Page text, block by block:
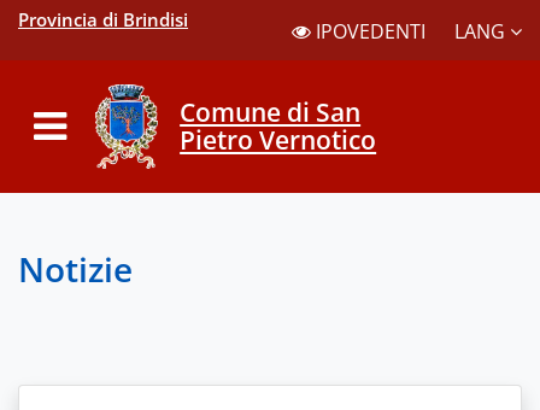
Provincia di Brindisi IPOVEDENTI LANG
Comune di San
Pietro Vernotico
Notizie